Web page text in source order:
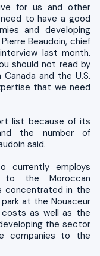
for us and other
to have a good
and developing
Beaudoin, chief
last month.
should not read by
and the U.S.
that we need
list because of its
the number of
said.
currently employs
to the Moroccan
concentrated in the
at the Nouaceur
as well as the
the sector
companies to the